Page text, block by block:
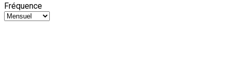
Fréquence